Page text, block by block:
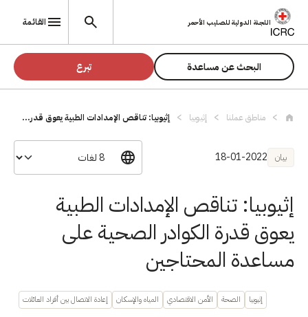
تجاوز إلى المحتوى الرئيسي
اللجنة الدولية للصليب الأحمر القائمة
البحث عن مساعدة تبرع
مناطق عملنا إثيوبيا إثيوبيا: تناقص الإمدادات الطبية يعوق قدر...
بيان 18-01-2022
إثيوبيا: تناقص الإمدادات الطبية
يعوق قدرة الكوادر الصحية على
مساعدة المحتاجين
إثيوبيا الصحة الأمن الاقتصادي المياه والإسكان إعادة الاتصال بين أفراد العائلات